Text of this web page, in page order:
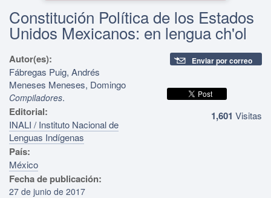
Constitución Política de los Estados
Unidos Mexicanos: en lengua ch'ol
Autor(es):
Fábregas Puig, Andrés
Meneses Meneses, Domingo
Compiladores.
Editorial:
INALI / Instituto Nacional de
Lenguas Indígenas
País:
México
Fecha de publicación:
27 de junio de 2017
Enviar por correo
1,601 Visitas